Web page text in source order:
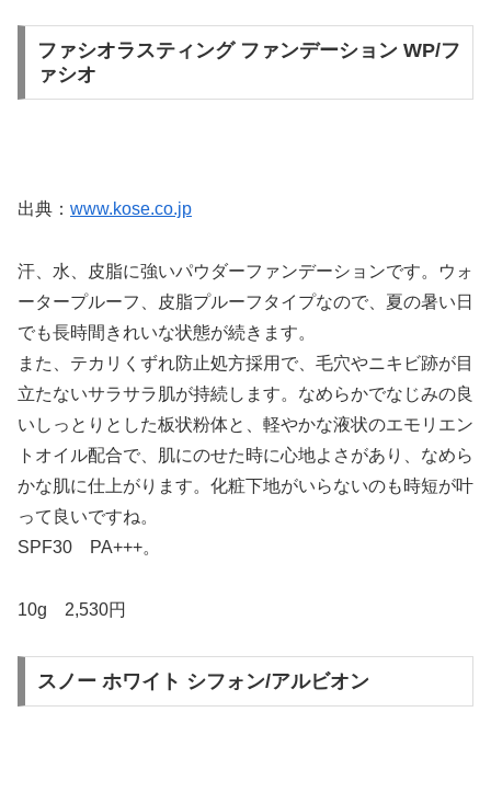
ファシオラスティング ファンデーション WP/フ
ァシオ
出典： www.kose.co.jp
汗、水、皮脂に強いパウダーファンデーションです。ウォ
ータープルーフ、皮脂プルーフタイプなので、夏の暑い日
でも長時間きれいな状態が続きます。
また、テカリくずれ防止処方採用で、毛穴やニキビ跡が目
立たないサラサラ肌が持続します。なめらかでなじみの良
いしっとりとした板状粉体と、軽やかな液状のエモリエン
トオイル配合で、肌にのせた時に心地よさがあり、なめら
かな肌に仕上がります。化粧下地がいらないのも時短が叶
って良いですね。
SPF30 PA+++。
10g 2,530円
スノー ホワイト シフォン/アルビオン